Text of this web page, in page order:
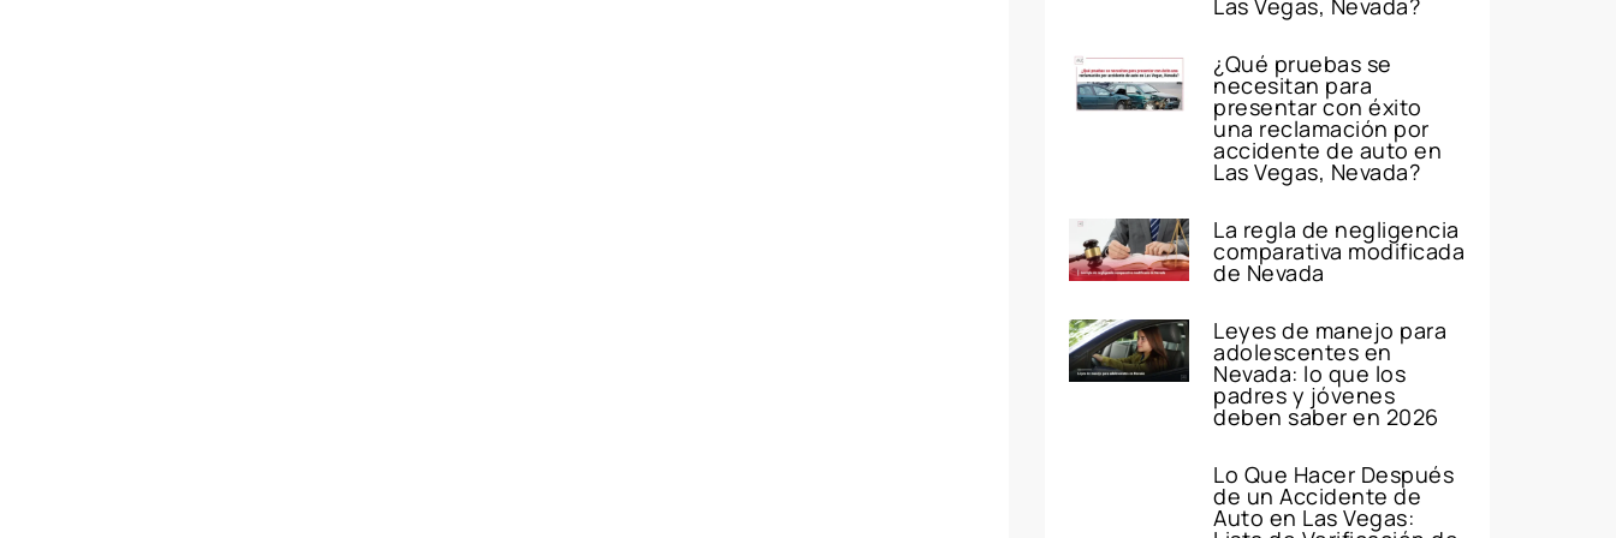
Las Vegas, Nevada?
¿Qué pruebas se
necesitan para
presentar con éxito
una reclamación por
accidente de auto en
Las Vegas, Nevada?
La regla de negligencia
comparativa modificada
de Nevada
Leyes de manejo para
adolescentes en
Nevada: lo que los
padres y jóvenes
deben saber en 2026
Lo Que Hacer Después
de un Accidente de
Auto en Las Vegas: